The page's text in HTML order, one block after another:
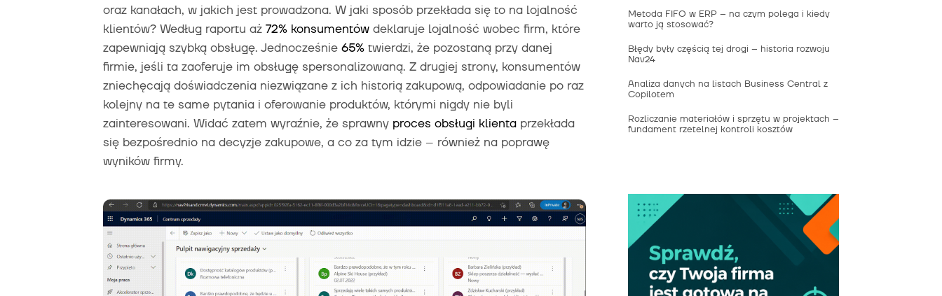
oraz kanałach, w jakich jest prowadzona. W jaki sposób przekłada się to na lojalność
klientów? Według raportu aż 72% konsumentów deklaruje lojalność wobec firm, które
zapewniają szybką obsługę. Jednocześnie 65% twierdzi, że pozostaną przy danej
firmie, jeśli ta zaoferuje im obsługę spersonalizowaną. Z drugiej strony, konsumentów
zniechęcają doświadczenia niezwiązane z ich historią zakupową, odpowiadanie po raz
kolejny na te same pytania i oferowanie produktów, którymi nigdy nie byli
zainteresowani. Widać zatem wyraźnie, że sprawny proces obsługi klienta przekłada
się bezpośrednio na decyzje zakupowe, a co za tym idzie – również na poprawę
wyników firmy.
Metoda FIFO w ERP – na czym polega i kiedy
warto ją stosować?
Błędy były częścią tej drogi – historia rozwoju
Nav24
Analiza danych na listach Business Central z
Copilotem
Rozliczanie materiałów i sprzętu w projektach –
fundament rzetelnej kontroli kosztów